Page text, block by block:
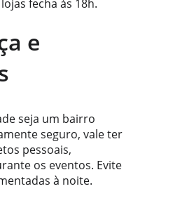
fecha às 18h.
e
seja um bairro
seguro, vale ter
pessoais,
os eventos. Evite
à noite.